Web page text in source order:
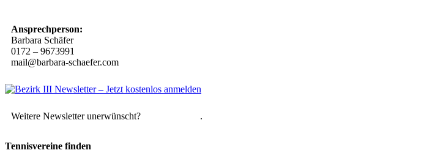
Ansprechperson:
Barbara Schäfer
0172 – 9673991
mail@barbara-schaefer.com
Weitere Newsletter unerwünscht? .
Tennisvereine finden